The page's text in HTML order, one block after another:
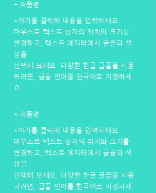
+ 작품명
*여기를 클릭해 내용을 입력하세요.
마우스로 텍스트 상자의 위치와 크기를
변경하고, 텍스트 에디터에서 글꼴과 색
상을
선택해 보세요. 다양한 한글 글꼴을 사용
하려면, 글꼴 언어를 한국어로 지정하세
요.
+ 작품명
*여기를 클릭해 내용을 입력하세요.
마우스로 텍스트 상자의 위치와 크기를
변경하고, 텍스트 에디터에서 글꼴과 색
상을
선택해 보세요. 다양한 한글 글꼴을 사용
하려면, 글꼴 언어를 한국어로 지정하세